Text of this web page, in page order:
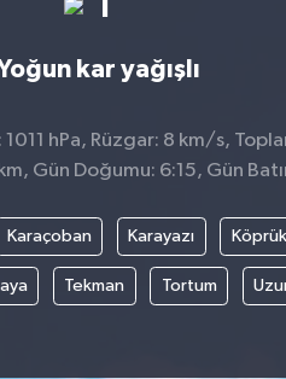
kar yağışlı
1011 hPa, Rüzgar: 8 km/s,
Gün Doğumu: 6:15, Gün
Karaçoban Karayazı
Tekman Tortum